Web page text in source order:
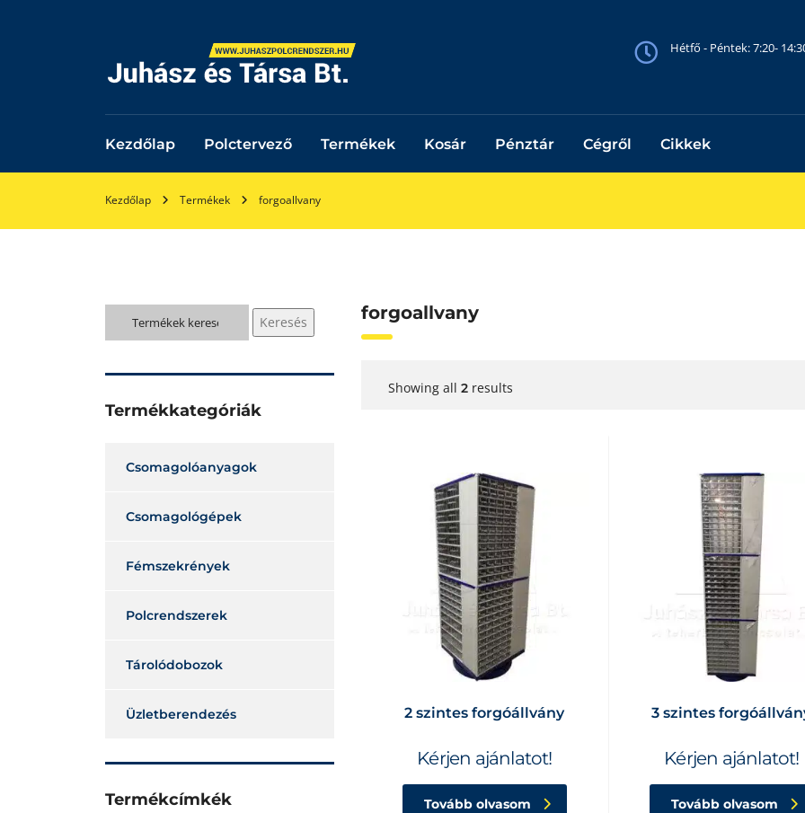
Hétfő - Péntek: 7:20-
Kezdőlap Polctervező Termékek Kosár Pénztár Cégről Cikkek
Kezdőlap Termékek forgoallvany
forgoallvany
Showing all 2 results
2 szintes forgóállvány
Kérjen ajánlatot!
Tovább olvasom
3 szintes
Kérjen ajánlatot!
Tovább olvasom
Keresés
a
Keresés
Termékkategóriák
Csomagolóanyagok
Csomagológépek
Fémszekrények
Polcrendszerek
Tárolódobozok
Üzletberendezés
Termékcímkék